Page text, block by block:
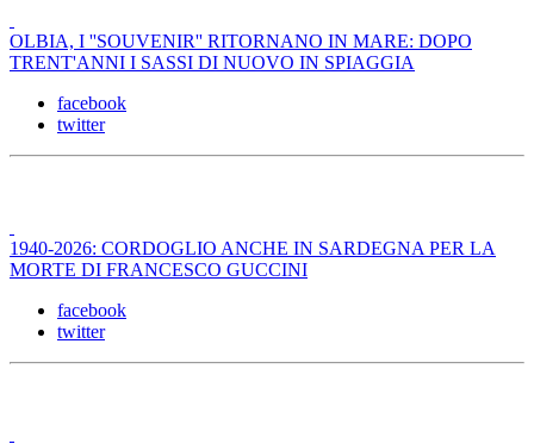
OLBIA, I ''SOUVENIR'' RITORNANO IN MARE: DOPO
TRENT'ANNI I SASSI DI NUOVO IN SPIAGGIA
facebook
twitter
1940-2026: CORDOGLIO ANCHE IN SARDEGNA PER LA
MORTE DI FRANCESCO GUCCINI
facebook
twitter